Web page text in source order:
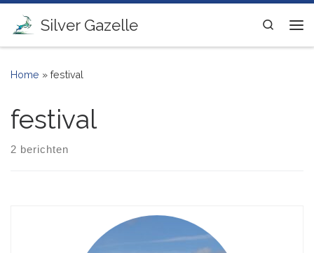
Ga naar inhoud
Silver Gazelle
Search
Home » festival
festival
2 berichten